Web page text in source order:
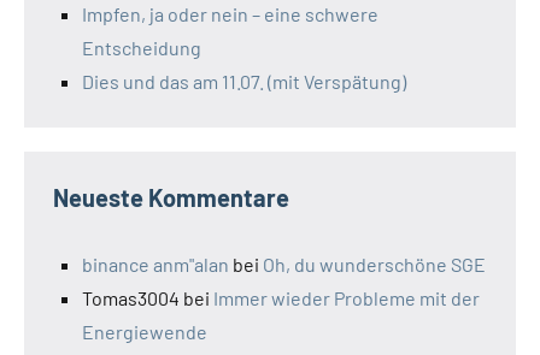
Impfen, ja oder nein – eine schwere
Entscheidung
Dies und das am 11.07. (mit Verspätung)
Neueste Kommentare
binance anm"alan bei Oh, du wunderschöne SGE
Tomas3004 bei Immer wieder Probleme mit der
Energiewende